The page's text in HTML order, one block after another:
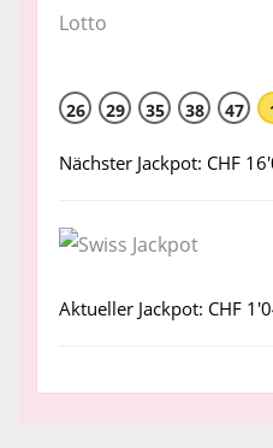
26 29 35 38 47
Nächster Jackpot: CHF
Aktueller Jackpot: CHF